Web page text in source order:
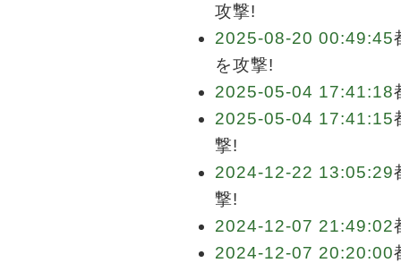
攻撃!
2025-08-20 00:49:45
を攻撃!
2025-05-04 17:41:18
2025-05-04 17:41:15
撃!
2024-12-22 13:05:29
撃!
2024-12-07 21:49:02
2024-12-07 20:20:00